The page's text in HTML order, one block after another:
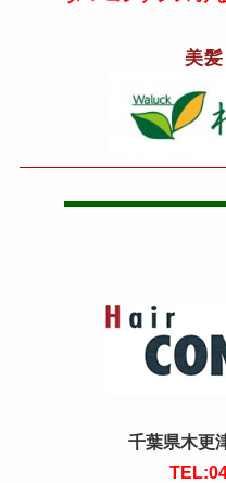
美
千葉県木更